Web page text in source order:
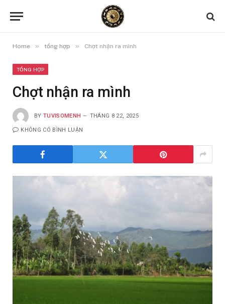
Home » tổng hợp » Chợt nhận ra mình
TỔNG HỢP
Chợt nhận ra mình
BY TUVISOMENH THÁNG 8 22, 2025
KHÔNG CÓ BÌNH LUẬN